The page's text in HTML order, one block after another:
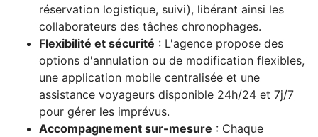
réservation logistique, suivi), libérant ainsi les
collaborateurs des tâches chronophages.
Flexibilité et sécurité : L'agence propose des
options d'annulation ou de modification flexibles,
une application mobile centralisée et une
assistance voyageurs disponible 24h/24 et 7j/7
pour gérer les imprévus.
Accompagnement sur-mesure : Chaque